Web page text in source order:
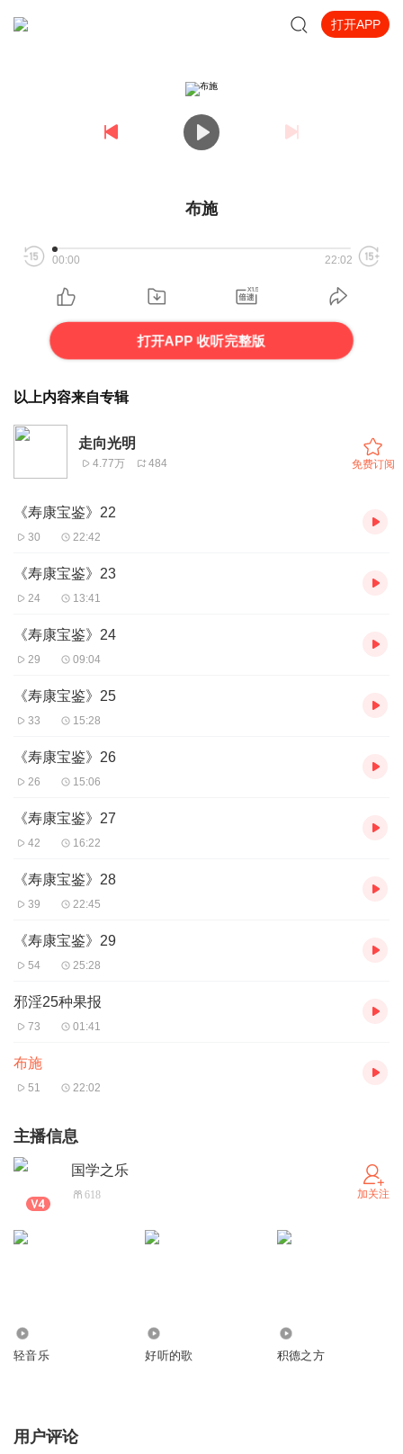
打开APP
布施
00:00 22:02
打开APP 收听完整版
以上内容来自专辑
走向光明
4.77万 484 免费订阅
《寿康宝鉴》22
30 22:42
《寿康宝鉴》23
24 13:41
《寿康宝鉴》24
29 09:04
《寿康宝鉴》25
33 15:28
《寿康宝鉴》26
26 15:06
《寿康宝鉴》27
42 16:22
《寿康宝鉴》28
39 22:45
《寿康宝鉴》29
54 25:28
邪淫25种果报
73 01:41
布施
51 22:02
主播信息
国学之乐
618 加关注
轻音乐 好听的歌 积德之方
用户评论